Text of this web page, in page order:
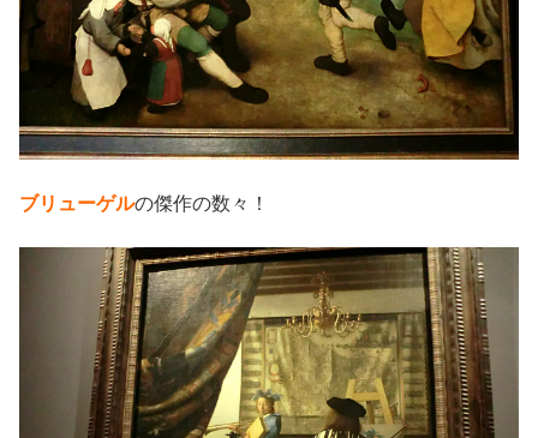
ブリューゲルの傑作の数々！